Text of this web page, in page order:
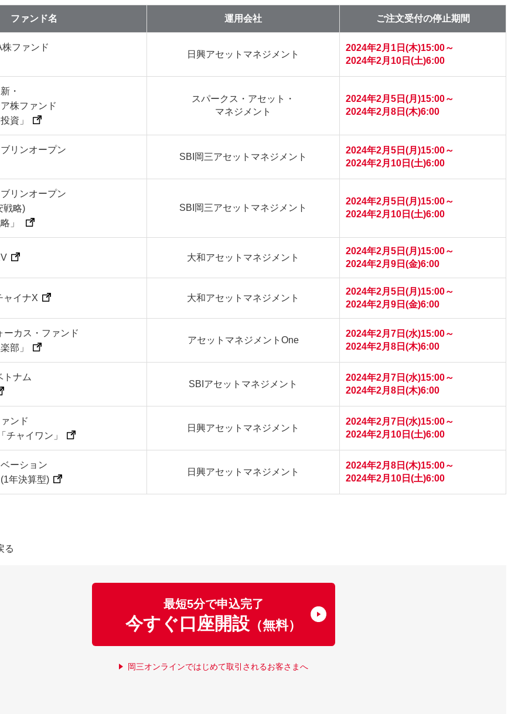
ファンド名 運用会社 ご注文受付の停止期間
ファンド
日興アセットマネジメント
2024年2月1日(木)15:00～
2024年2月10日(土)6:00
・
株ファンド
資」
スパークス・アセット・
マネジメント
2024年2月5日(月)15:00～
2024年2月8日(木)6:00
リンオープン
SBI岡三アセットマネジメント
2024年2月5日(月)15:00～
2024年2月10日(土)6:00
リンオープン
戦略)
」
SBI岡三アセットマネジメント
2024年2月5日(月)15:00～
2024年2月10日(土)6:00
大和アセットマネジメント
2024年2月5日(月)15:00～
2024年2月9日(金)6:00
ャイナX 大和アセットマネジメント
2024年2月5日(月)15:00～
2024年2月9日(金)6:00
ーカス・ファンド
部」
アセットマネジメントOne
2024年2月7日(水)15:00～
2024年2月8日(木)6:00
トナム
SBIアセットマネジメント
2024年2月7日(水)15:00～
2024年2月8日(木)6:00
ンド
チャイワン」
日興アセットマネジメント
2024年2月7日(水)15:00～
2024年2月10日(土)6:00
ーション
年決算型)
日興アセットマネジメント
2024年2月8日(木)15:00～
2024年2月10日(土)6:00
る
最短5分で申込完了
今すぐ口座開設 （無料）
岡三オンラインではじめて取引されるお客さまへ